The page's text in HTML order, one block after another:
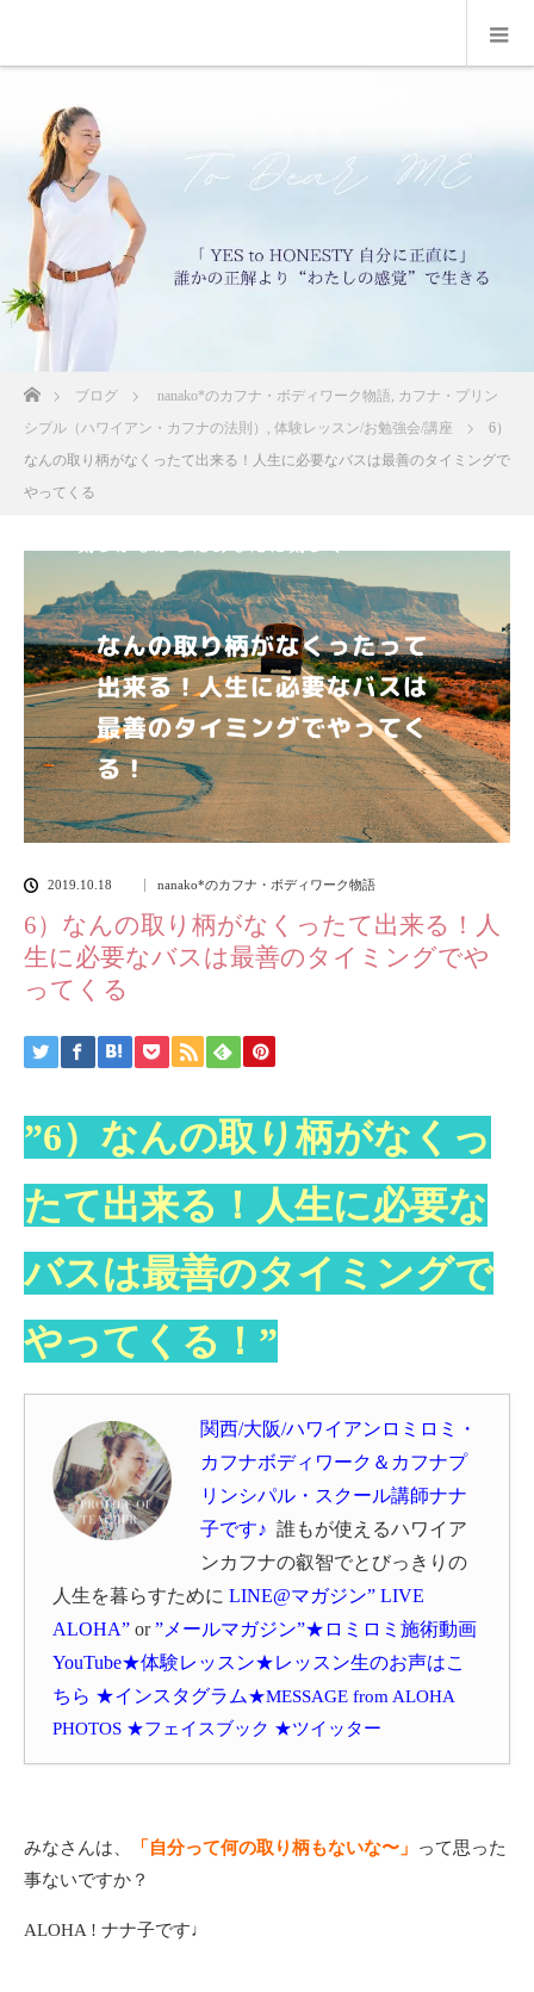
ホームブログ nanako*のカフナ・ボディワーク物語, カフナ・プリン
シプル（ハワイアン・カフナの法則） , 体験レッスン/お勉強会/講座
6）
なんの取り柄がなくったて出来る！人生に必要なバスは最善のタイミングで
やってくる
2019.10.18 nanako*のカフナ・ボディワーク物語
6）なんの取り柄がなくったて出来る！人
生に必要なバスは最善のタイミングでや
ってくる
”6）なんの取り柄がなくっ
たて出来る！人生に必要な
バスは最善のタイミングで
やってくる！”
関西/大阪/ハワイアンロミロミ・
カフナボディワーク＆カフナプ
リンシパル・スクール講師ナナ
子です♪ 誰もが使えるハワイア
ンカフナの叡智でとびっきりの
人生を暮らすために LINE@マガジン” LIVE
ALOHA” or ”メールマガジン”★ ロミロミ施術動画
YouTube★体験レッスン★レッスン生のお声はこ
ちら ★インスタグラム★MESSAGE from ALOHA
PHOTOS ★フェイスブック ★ツイッター
みなさんは、 「自分って何の取り柄もないな〜」
って思った
事ないですか？
ALOHA ! ナナ子です♩